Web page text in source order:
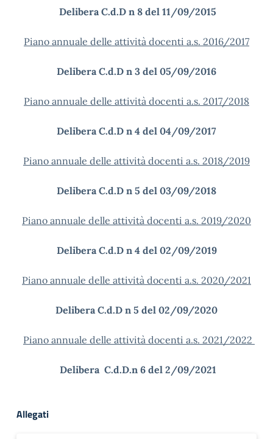
Delibera C.d.D n 8 del 11/09/2015
Piano annuale delle attività docenti a.s. 2016/2017
Delibera C.d.D n 3 del 05/09/2016
Piano annuale delle attività docenti a.s. 2017/2018
Delibera C.d.D n 4 del 04/09/2017
Piano annuale delle attività docenti a.s. 2018/2019
Delibera C.d.D n 5 del 03/09/2018
Piano annuale delle attività docenti a.s. 2019/2020
Delibera C.d.D n 4 del 02/09/2019
Piano annuale delle attività docenti a.s. 2020/2021
Delibera C.d.D n 5 del 02/09/2020
Piano annuale delle attività docenti a.s. 2021/2022
Delibera C.d.D.n 6 del 2/09/2021
Allegati